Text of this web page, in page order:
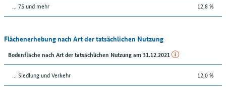
... 75 und mehr 12,8 %
Flächenerhebung nach Art der tatsächlichen Nutzung
Bodenfläche nach Art der tatsächlichen Nutzung am 31.12.2021
… Siedlung und Verkehr 12,0 %